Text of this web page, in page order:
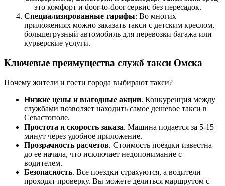
— это комфорт и door-to-door сервис без пересадок.
Специализированные тарифы: Во многих
приложениях можно заказать такси с детским креслом,
большегрузный автомобиль для перевозки багажа или
курьерские услуги.
Ключевые преимущества служб такси Омска
Почему жители и гости города выбирают такси?
Низкие цены и выгодные акции. Конкуренция между
службами позволяет находить самое дешевое такси в
Севастополе.
Простота и скорость заказа. Машина подается за 5-15
минут через удобное приложение.
Прозрачность расчетов. Стоимость поездки известна
до ее начала, что исключает недопонимание с
водителем.
Безопасность. Все поездки страхуются, а водители
проходят проверку. Вы можете делиться маршрутом с